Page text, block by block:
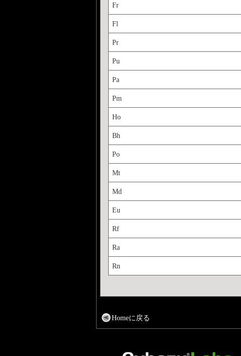
Fr
Fl
Pr
Pu
Pa
Pm
Ho
Bh
Po
Mt
Md
Eu
Rf
Ra
Rn
Homeに戻る